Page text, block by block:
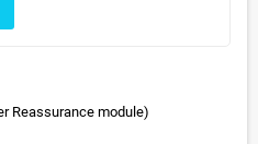
Reassurance module)